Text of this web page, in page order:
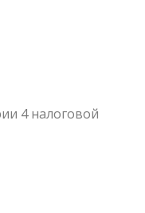
4 налоговой